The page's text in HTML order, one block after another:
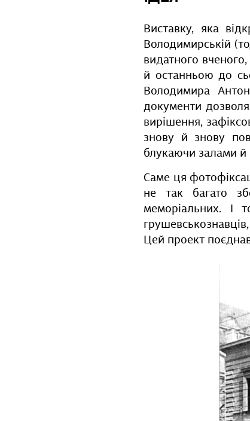
Виставку, яка
Володимирській
видатного
й останньою до
Володимира
документи
вирішення,
знову й знову
блукаючи залами
Саме ця
не так багато
меморіальних. І
Цей проект